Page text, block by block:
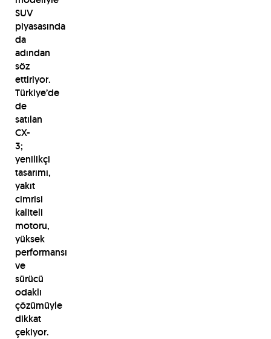
SUV
piyasasında
da
adından
söz
ettiriyor.
Türkiye’de
de
satılan
CX-
3;
yenilikçi
tasarımı,
yakıt
cimrisi
kaliteli
motoru,
yüksek
performansı
ve
sürücü
odaklı
çözümüyle
dikkat
çekiyor.